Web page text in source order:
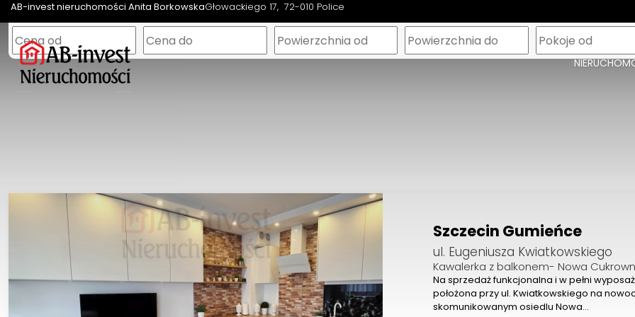
AB-invest nieruchomości Anita BorkowskaGłowackiego 17 72-010 Police
Szczecin Gumieńce
ul. Eugeniusza Kwiatkowskiego
Kawalerka z balkonem- Nowa
Na sprzedaż funkcjonalna i w pełni
położona przy ul. Kwiatkowskiego na
skomunikowanym osiedlu Nowa…